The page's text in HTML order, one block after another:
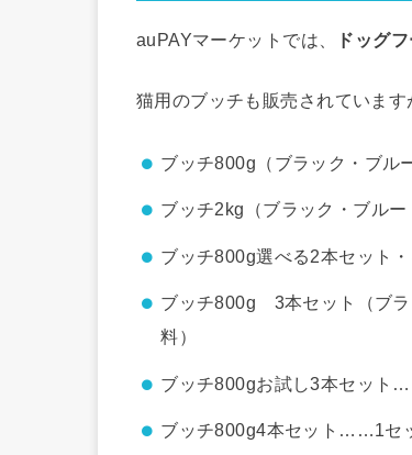
auPAYマーケットでは、 ドッグ
猫用のブッチも販売されていま
ブッチ800g（ブラック・ブル
ブッチ2kg（ブラック・ブル
ブッチ800g選べる2本セット
ブッチ800g 3本セット（ブ
料）
ブッチ800gお試し3本セット
ブッチ800g4本セット……1セ